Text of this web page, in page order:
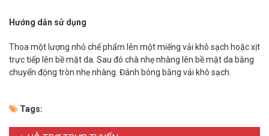
Hướng dẫn sử dụng
Thoa một lượng nhỏ chế phẩm lên một miếng vải khô sạch hoặc xịt
trực tiếp lên bề mặt da. Sau đó chà nhẹ nhàng lên bề mặt da bằng
chuyển động tròn nhẹ nhàng. Đánh bóng bằng vải khô sạch.
Tags: